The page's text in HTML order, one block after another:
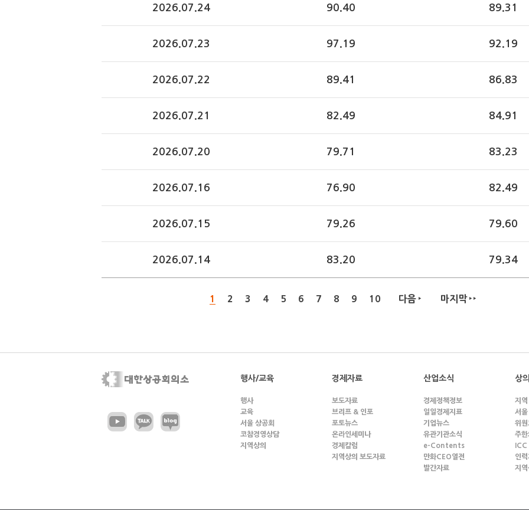
2026.07.24 90.40 89.31
2026.07.23 97.19 92.19
2026.07.22 89.41 86.83
2026.07.21 82.49 84.91
2026.07.20 79.71 83.23
2026.07.16 76.90 82.49
2026.07.15 79.26 79.60
2026.07.14 83.20 79.34
1 2 3 4 5 6 7 8 9 10 다음 마지막
행사/교육
행사
교육
서울 상공회
코참경영상담
지역상의
경제자료
보도자료
브리프 & 인포
포토뉴스
온라인세미나
경제칼럼
지역상의 보도자료
산업소식
경제정책정보
일일경제지표
기업뉴스
유관기관소식
e-Contents
만화CEO열전
발간자료
상
지역
서울
위원
주한
인
지역